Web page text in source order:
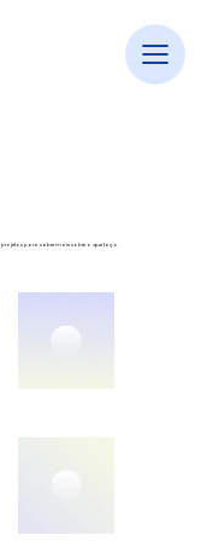
para saber mais sobre o que faço.